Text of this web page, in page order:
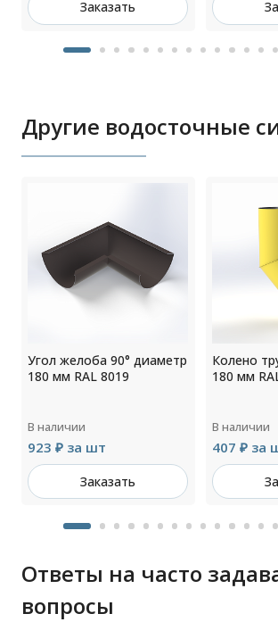
Заказать
Другие водосточные
Угол желоба 90° диаметр
180 мм RAL 8019
В наличии
923 ₽ за шт
Заказать
Колено
180 мм
В наличии
407 ₽ за
Ответы на часто
вопросы